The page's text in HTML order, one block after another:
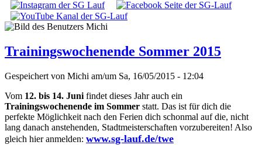
Trainingswochenende Sommer 2015
Gespeichert von Michi am/um Sa, 16/05/2015 - 12:04
Vom 12. bis 14. Juni findet dieses Jahr auch ein
Trainingswochenende im Sommer statt. Das ist für dich die
perfekte Möglichkeit nach den Ferien dich schonmal auf die, nicht
lang danach anstehenden, Stadtmeisterschaften vorzubereiten! Also
gleich hier anmelden: www.sg-lauf.de/twe